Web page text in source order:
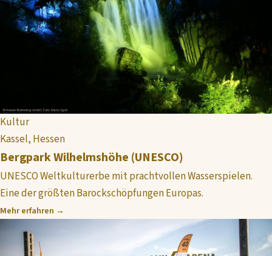
Kultur
Kassel, Hessen
Bergpark Wilhelmshöhe (UNESCO)
UNESCO Weltkulturerbe mit prachtvollen Wasserspielen.
Eine der größten Barockschöpfungen Europas.
Mehr erfahren →